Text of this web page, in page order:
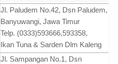
Jl. Paludem No.42, Dsn Paludem,
Banyuwangi, Jawa Timur
Telp. (0333)593666,593358,
Ikan Tuna & Sarden Dlm Kaleng
Jl. Sampangan No.1, Dsn